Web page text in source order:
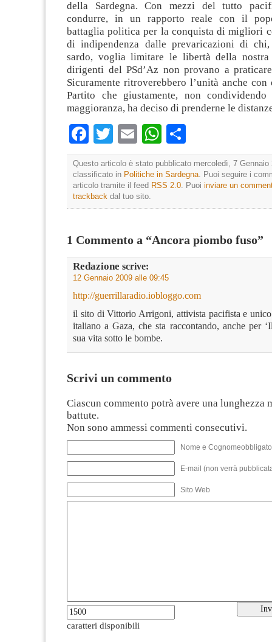
della Sardegna. Con mezzi del tutto
condurre, in un rapporto reale con il
battaglia politica per la conquista di migliori
di indipendenza dalle prevaricazioni di
sardo, voglia limitare le libertà della
dirigenti del PSd’Az non provano a
Sicuramente ritroverebbero l’unità anche
Partito che giustamente, non
maggioranza, ha deciso di prenderne le
Facebook
TwitterEmailWhatsApp
Questo articolo è stato pubblicato mercoledì, 7 Gennaio
classificato in Politiche in Sardegna. Puoi seguire i
articolo tramite il feed RSS 2.0. Puoi inviare un
trackback dal tuo sito.
1 Commento a “Ancora piombo fuso”
Redazione scrive:
12 Gennaio 2009 alle 09:45
http://guerrillaradio.iobloggo.com
il sito di Vittorio Arrigoni, attivista pacifista e
italiano a Gaza, che sta raccontando, anche per
sua vita sotto le bombe.
Scrivi un commento
Ciascun commento potrà avere una lunghezza
battute.
Non sono ammessi commenti consecutivi.
Nome e
E-mail (non verrà
Sito Web
caratteri disponibili